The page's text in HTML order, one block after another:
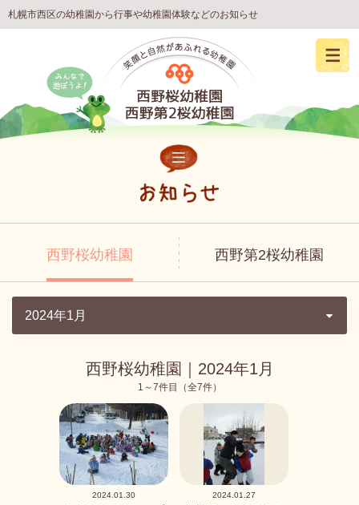
札幌市西区の幼稚園から行事や幼稚園体験などのお知らせ
西野桜幼稚園 西野第2桜幼稚園
2024年1月
西野桜幼稚園｜2024年1月
1～7件目（全7件）
2024.01.30 2024.01.27